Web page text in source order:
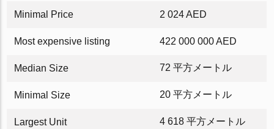
Minimal Price 2 024 AED
Most expensive listing 422 000 000 AED
Median Size 72 平方メートル
Minimal Size 20 平方メートル
Largest Unit 4 618 平方メートル